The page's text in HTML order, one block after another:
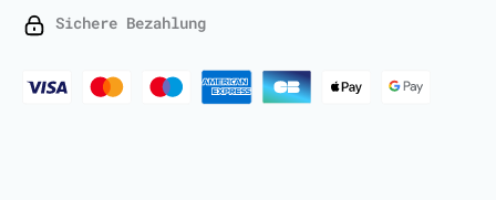
Sichere Bezahlung